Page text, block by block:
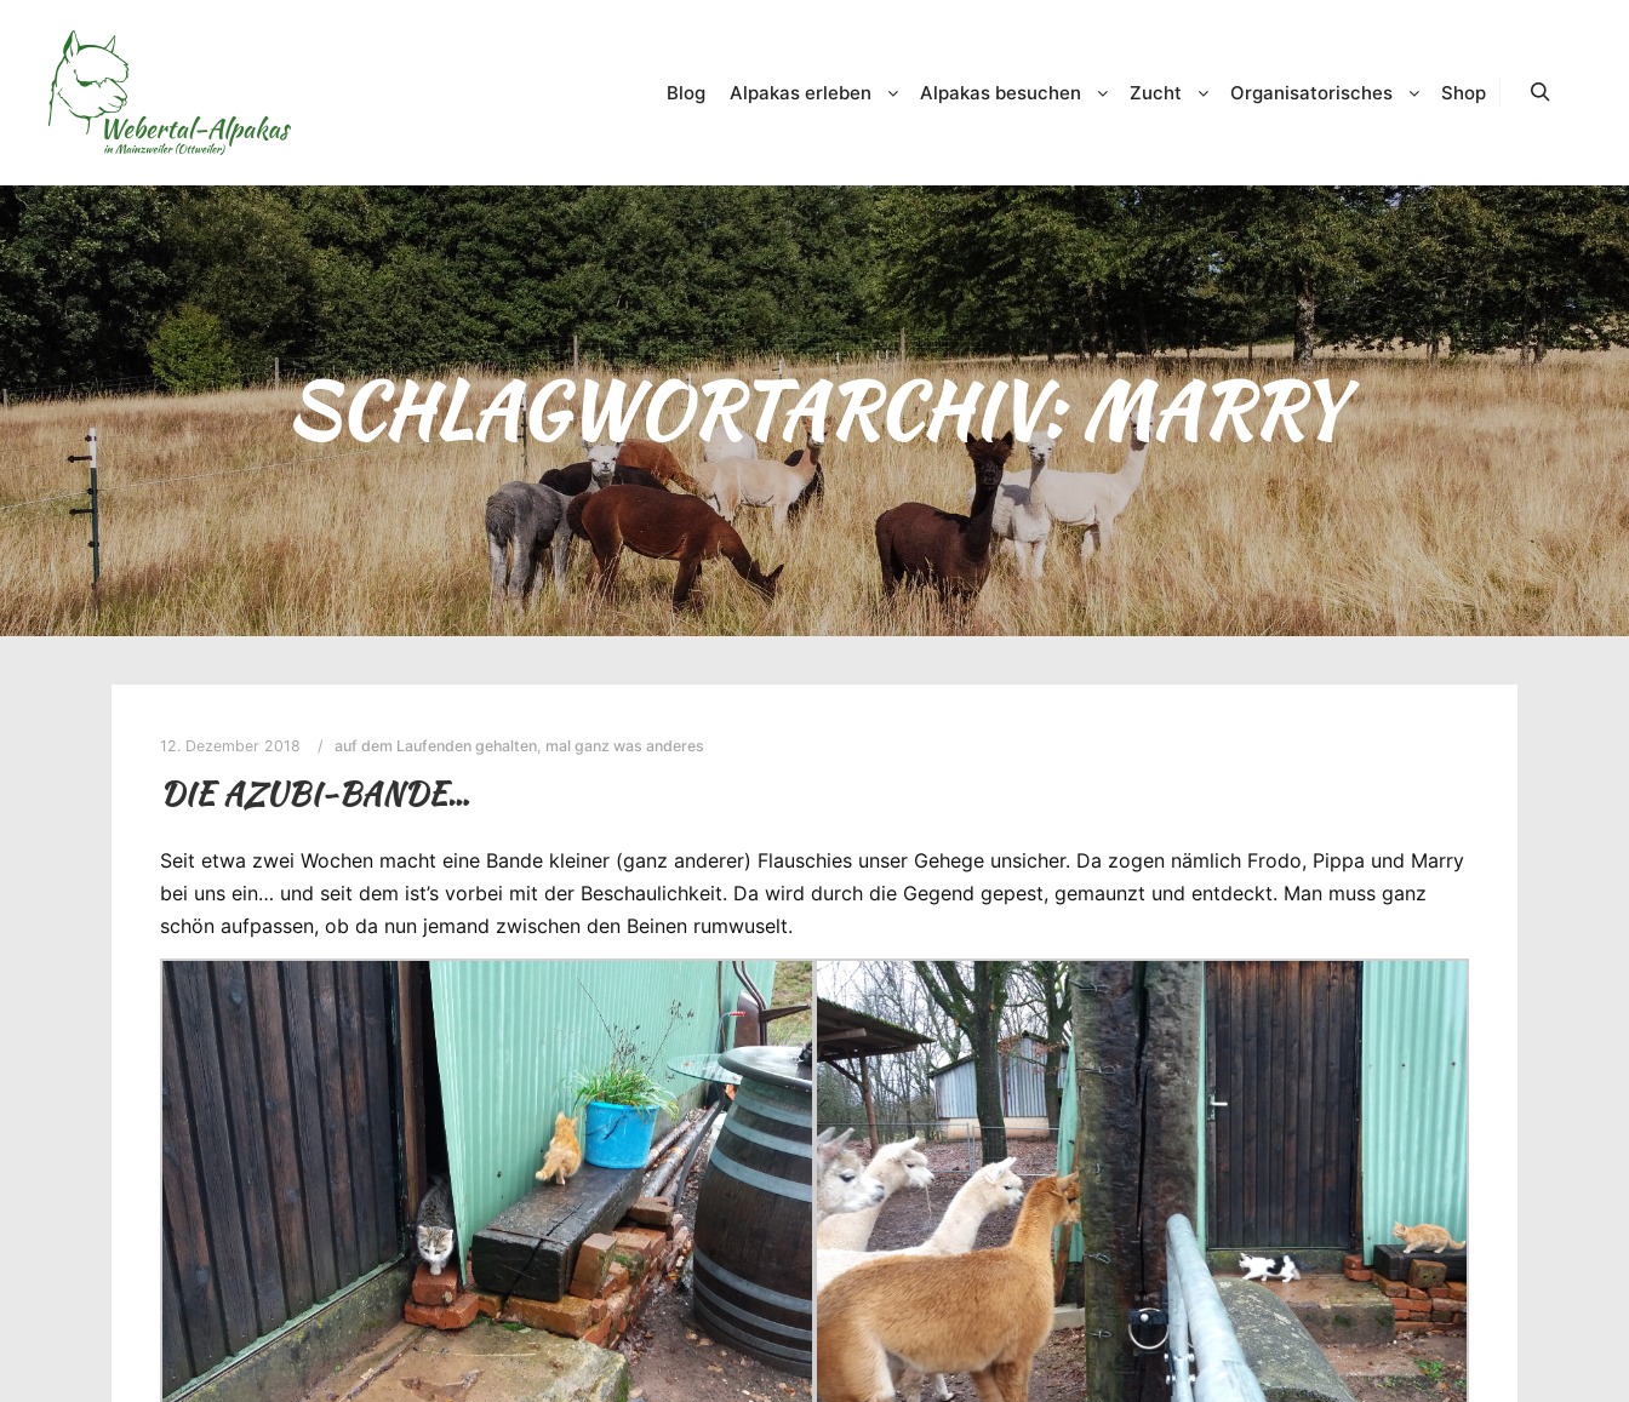
Blog Alpakas erleben Alpakas besuchen Zucht Organisatorisches Shop
SCHLAGWORTARCHIV:MARRY
12. Dezember 2018 auf dem Laufenden gehalten, mal ganz was anderes
DIE AZUBI-BANDE…
Seit etwa zwei Wochen macht eine Bande kleiner (ganz anderer) Flauschies unser Gehege unsicher. Da zogen nämlich Frodo, Pippa und Marry
bei uns ein… und seit dem ist’s vorbei mit der Beschaulichkeit. Da wird durch die Gegend gepest, gemaunzt und entdeckt. Man muss ganz
schön aufpassen, ob da nun jemand zwischen den Beinen rumwuselt.